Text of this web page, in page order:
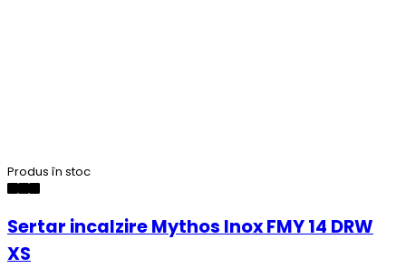
Produs în stoc
Sertar incalzire Mythos Inox FMY 14 DRW
XS